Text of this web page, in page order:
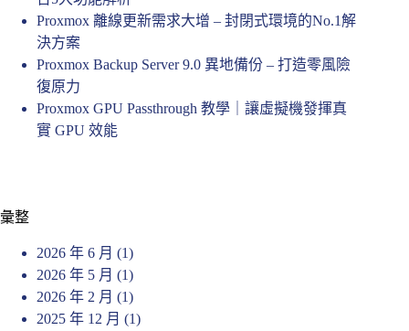
Proxmox 離線更新需求大增 – 封閉式環境的No.1解
決方案
Proxmox Backup Server 9.0 異地備份 – 打造零風險
復原力
Proxmox GPU Passthrough 教學｜讓虛擬機發揮真
實 GPU 效能
彙整
2026 年 6 月 (1)
2026 年 5 月 (1)
2026 年 2 月 (1)
2025 年 12 月 (1)